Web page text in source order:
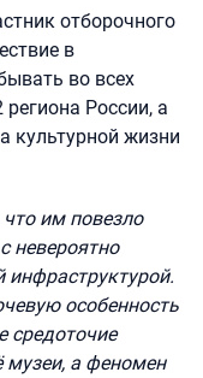
отборочного
в
во всех
России, а
культурной жизни
им повезло
невероятно
инфраструктурой.
особенность
средоточие
музеи, а феномен